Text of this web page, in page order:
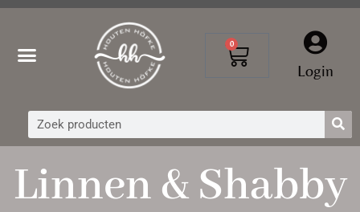
0
Login
Linnen & Shabby